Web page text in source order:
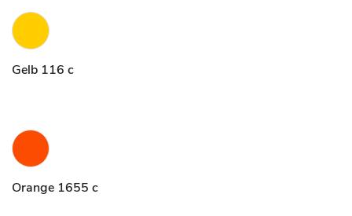
Gelb 116 c
Orange 1655 c